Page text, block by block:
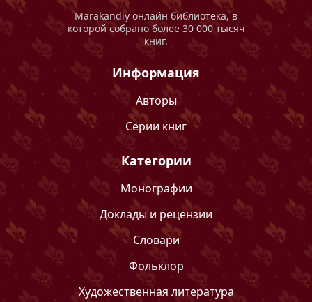
Marakandiy онлайн библиотека, в
которой собрано более 30 000 тысяч
книг.
Информация
Авторы
Серии книг
Категории
Монографии
Доклады и рецензии
Словари
Фольклор
Художественная литература